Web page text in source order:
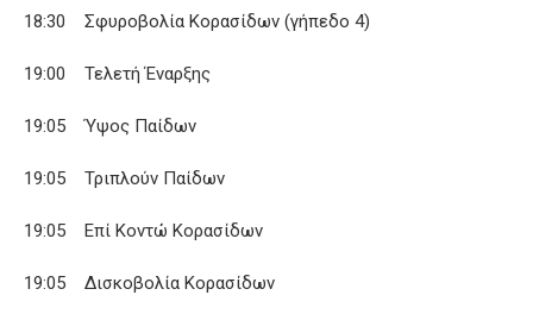
18:30 Σφυροβολία Κορασίδων (γήπεδο 4)
19:00 Τελετή Έναρξης
19:05 Ύψος Παίδων
19:05 Τριπλούν Παίδων
19:05 Επί Κοντώ Κορασίδων
19:05 Δισκοβολία Κορασίδων